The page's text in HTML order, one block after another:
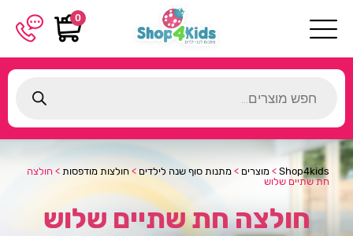
0
search
Shop4kids
> מוצרים > מתנות סוף שנה לילדים > חולצות מודפסות > חולצה
חת שתיים שלוש
חולצה חת שתיים שלוש